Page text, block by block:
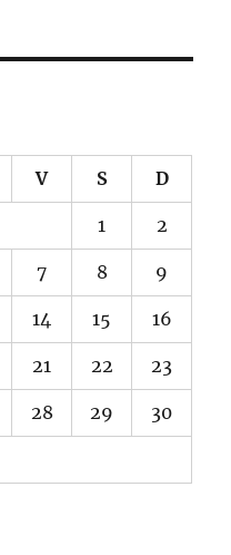
V S D
1 2
7 8 9
14 15 16
21 22 23
28 29 30